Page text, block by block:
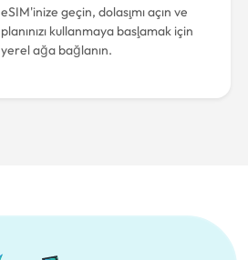
eSIM'inize geçin, dolaşımı açın ve
planınızı kullanmaya başlamak için
yerel ağa bağlanın.